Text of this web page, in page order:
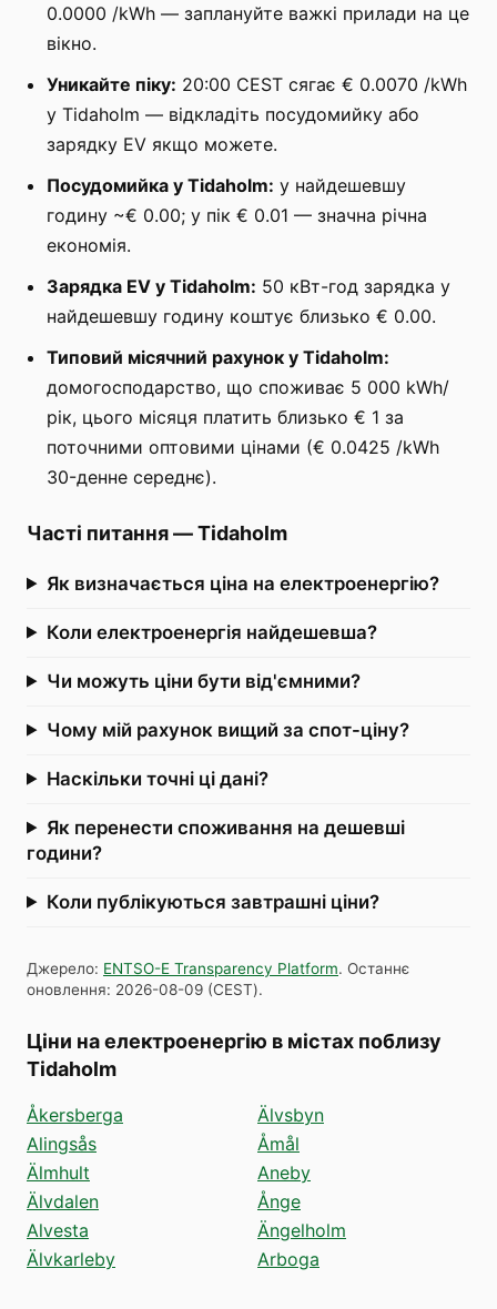
0.0000 /kWh — заплануйте важкі прилади на це
вікно.
Уникайте піку: 20:00 CEST сягає € 0.0070 /kWh
у Tidaholm — відкладіть посудомийку або
зарядку EV якщо можете.
Посудомийка у Tidaholm: у найдешевшу
годину ~€ 0.00; у пік € 0.01 — значна річна
економія.
Зарядка EV у Tidaholm: 50 кВт-год зарядка у
найдешевшу годину коштує близько € 0.00.
Типовий місячний рахунок у Tidaholm:
домогосподарство, що споживає 5 000 kWh/
рік, цього місяця платить близько € 1 за
поточними оптовими цінами (€ 0.0425 /kWh
30-денне середнє).
Часті питання—Tidaholm
Як визначається ціна на електроенергію?
Коли електроенергія найдешевша?
Чи можуть ціни бути від'ємними?
Чому мій рахунок вищий за спот-ціну?
Наскільки точні ці дані?
Як перенести споживання на дешевші
години?
Коли публікуються завтрашні ціни?
Джерело: ENTSO-E Transparency Platform. Останнє
оновлення: 2026-08-09 (CEST).
Ціни на електроенергію в містах поблизу
Tidaholm
Åkersberga
Alingsås
Älmhult
Älvdalen
Alvesta
Älvkarleby
Älvsbyn
Åmål
Aneby
Ånge
Ängelholm
Arboga